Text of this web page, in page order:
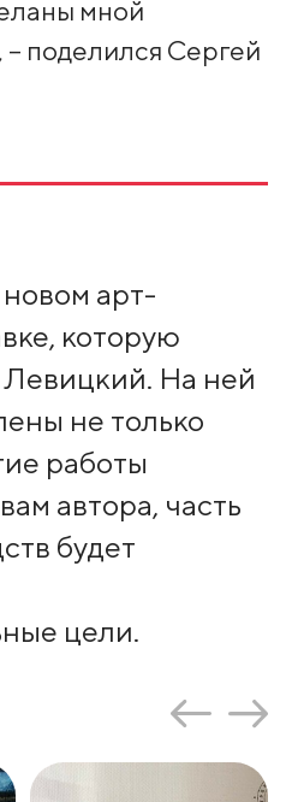
мной
– поделился Сергей
арт-
которую
Левицкий. На ней
не только
работы
автора, часть
будет
цели.